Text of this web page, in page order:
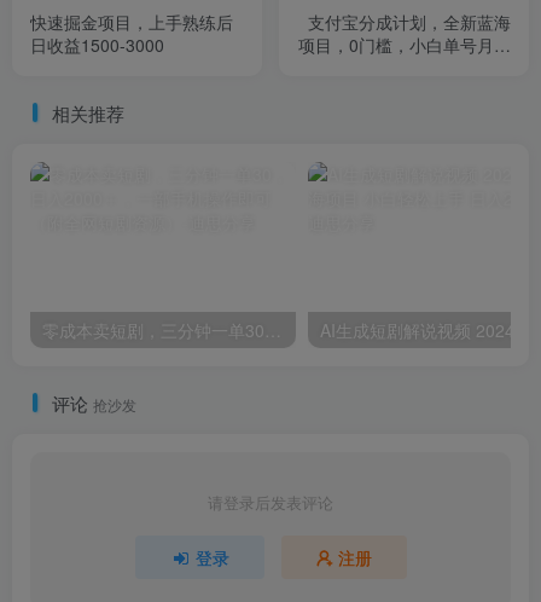
快速掘金项目，上手熟练后
日收益1500-3000
支付宝分成计划，全新蓝海
项目，0门槛，小白单号月入
相关推荐
评论 抢沙发
请登录后发表评论
登录 注册